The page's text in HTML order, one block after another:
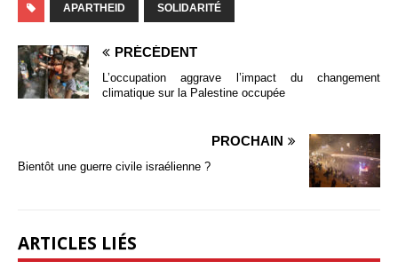
APARTHEID SOLIDARITÉ
PRÉCÉDENT
L’occupation aggrave l’impact du changement
climatique sur la Palestine occupée
PROCHAIN
Bientôt une guerre civile israélienne ?
ARTICLES LIÉS